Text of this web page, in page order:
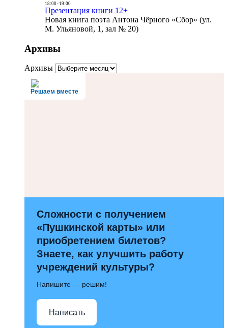
18:00- 19:00
Презентация книги 12+
Новая книга поэта Антона Чёрного «Сбор» (ул.
М. Ульяновой, 1, зал № 20)
Архивы
Архивы
Решаем вместе
Сложности с получением
«Пушкинской карты» или
приобретением билетов?
Знаете, как улучшить работу
учреждений культуры?
Напишите — решим!
Написать